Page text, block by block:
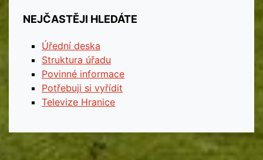
NEJČASTĚJI HLEDÁTE
Úřední deska
Struktura úřadu
Povinné informace
Potřebuji si vyřídit
Televize Hranice